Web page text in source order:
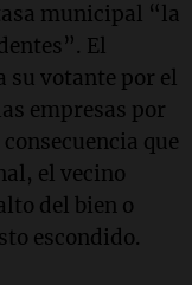
municipal “la
El
su votante por el
empresas por
que
el vecino
del bien o
escondido.